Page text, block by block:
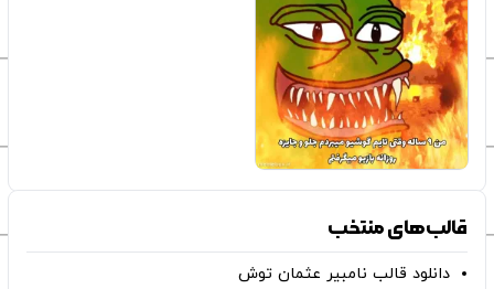
قالب‌های منتخب
دانلود قالب نامبیر عثمان ‌توش